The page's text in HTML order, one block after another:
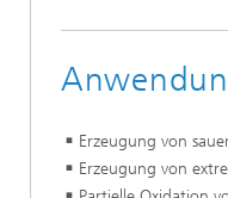
Erzeugung von
Erzeugung von